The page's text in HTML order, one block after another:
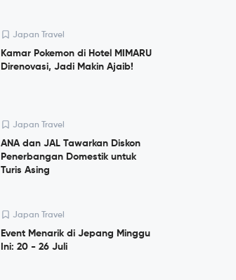
Japan Travel
Kamar Pokemon di Hotel MIMARU
Direnovasi, Jadi Makin Ajaib!
Japan Travel
ANA dan JAL Tawarkan Diskon
Penerbangan Domestik untuk
Turis Asing
Japan Travel
Event Menarik di Jepang Minggu
Ini: 20 - 26 Juli